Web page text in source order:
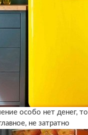
особо нет денег,
не затратно